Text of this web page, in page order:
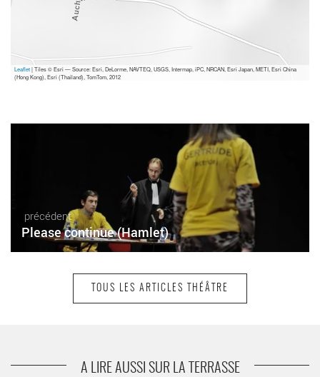
Leaflet| Tiles © Esri — Source: Esri, DeLorme, NAVTEQ, USGS, Intermap, iPC, NRCAN, Esri Japan, METI, Esri China
(Hong Kong), Esri (Thailand), TomTom, 2012
précédent
Please continue (Hamlet)
BOBBY FISCHER VIT A PASADENA
TOUS LES ARTICLES THÉÂTRE
A LIRE AUSSI SUR LA TERRASSE